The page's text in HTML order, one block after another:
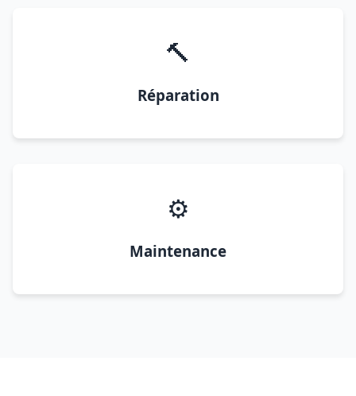
🔨
Réparation
⚙️
Maintenance